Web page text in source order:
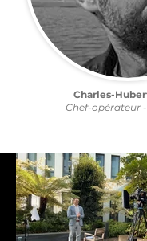
Chef-opérateur
Charles-